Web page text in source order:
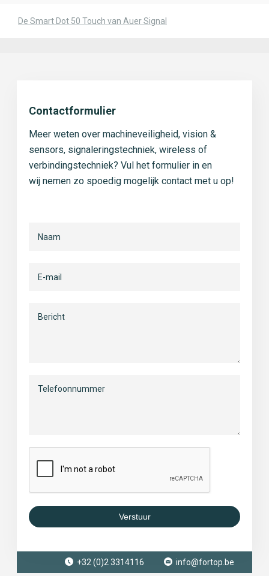
De Smart Dot 50 Touch van Auer Signal
Contactformulier
Meer weten over machineveiligheid, vision &
sensors, signaleringstechniek, wireless of
verbindingstechniek? Vul het formulier in en
wij nemen zo spoedig mogelijk contact met u op!
Verstuur
+32 (0)2 3314116 info@fortop.be